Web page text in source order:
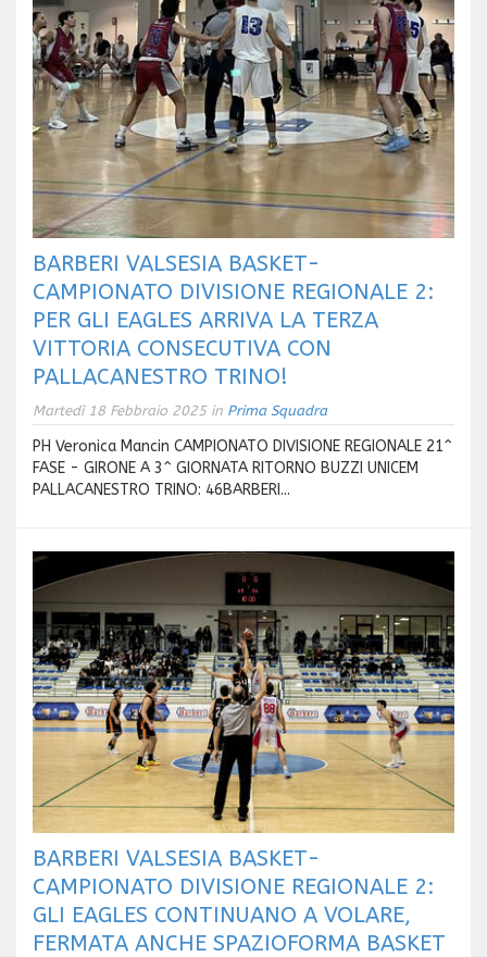
BARBERI VALSESIA BASKET-
CAMPIONATO DIVISIONE REGIONALE 2:
PER GLI EAGLES ARRIVA LA TERZA
VITTORIA CONSECUTIVA CON
PALLACANESTRO TRINO!
Martedì 18 Febbraio 2025 in Prima Squadra
PH Veronica Mancin CAMPIONATO DIVISIONE REGIONALE 21^
FASE - GIRONE A 3^ GIORNATA RITORNO BUZZI UNICEM
PALLACANESTRO TRINO: 46BARBERI...
BARBERI VALSESIA BASKET-
CAMPIONATO DIVISIONE REGIONALE 2:
GLI EAGLES CONTINUANO A VOLARE,
FERMATA ANCHE SPAZIOFORMA BASKET